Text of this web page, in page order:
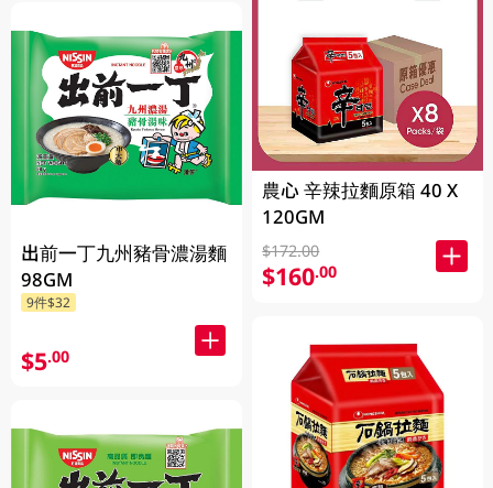
出前一丁九州豬骨濃湯麵
98GM
9件$32
$5.00
農心 辛辣拉麵原箱 40 X
120GM
$172.00
$160.00